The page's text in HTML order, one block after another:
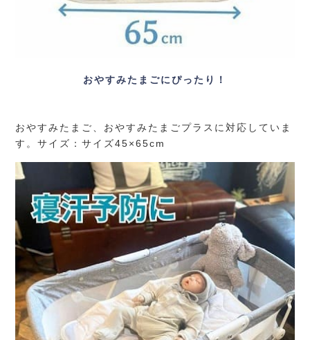
おやすみたまごにぴったり！
おやすみたまご、おやすみたまごプラスに対応していま
す。サイズ：サイズ45×65cm